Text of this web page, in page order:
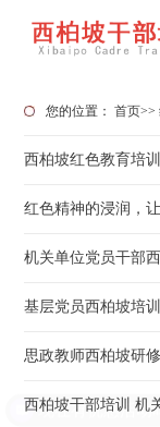
您的位置：首页>>
西柏坡红色教育培
红色精神的浸润，
机关单位党员干部
基层党员西柏坡培
思政教师西柏坡研
西柏坡干部培训 机
现在有优惠活动